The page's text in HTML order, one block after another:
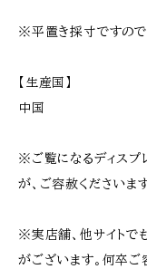
※平置き採寸ですので
【生産国】
中国
※ご覧になるディスプ
が、ご容赦くださいま
※実店舗、他サイトで
がございます。何卒ご